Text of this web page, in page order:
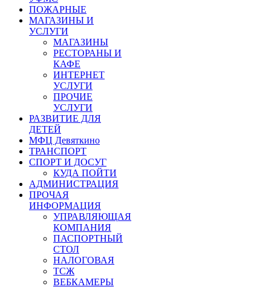
ПОЖАРНЫЕ
МАГАЗИНЫ И
УСЛУГИ
МАГАЗИНЫ
РЕСТОРАНЫ И
КАФЕ
ИНТЕРНЕТ
УСЛУГИ
ПРОЧИЕ
УСЛУГИ
РАЗВИТИЕ ДЛЯ
ДЕТЕЙ
МФЦ Девяткино
ТРАНСПОРТ
СПОРТ И ДОСУГ
КУДА ПОЙТИ
АДМИНИСТРАЦИЯ
ПРОЧАЯ
ИНФОРМАЦИЯ
УПРАВЛЯЮЩАЯ
КОМПАНИЯ
ПАСПОРТНЫЙ
СТОЛ
НАЛОГОВАЯ
ТСЖ
ВЕБКАМЕРЫ